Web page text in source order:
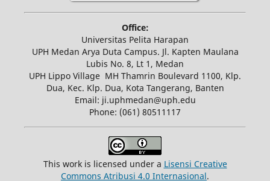
Office:
Universitas Pelita Harapan
UPH Medan Arya Duta Campus. Jl. Kapten Maulana
Lubis No. 8, Lt 1, Medan
UPH Lippo Village MH Thamrin Boulevard 1100, Klp.
Dua, Kec. Klp. Dua, Kota Tangerang, Banten
Email: ji.uphmedan@uph.edu
Phone: (061) 80511117
This work is licensed under a Lisensi Creative
Commons Atribusi 4.0 Internasional.